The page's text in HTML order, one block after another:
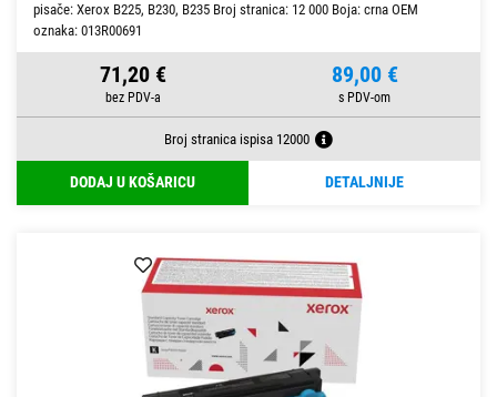
pisače: Xerox B225, B230, B235 Broj stranica: 12 000 Boja: crna OEM
oznaka: 013R00691
71,20 € 89,00 €
Broj stranica ispisa 12000
DODAJ U KOŠARICU DETALJNIJE